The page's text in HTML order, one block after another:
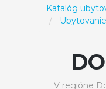
Katalóg
V regióne